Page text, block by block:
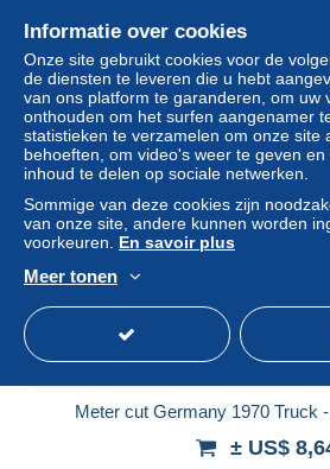
± US$ 14,40
Statuut
Nieuw
Meter cut Germany 1970 Truck
± US$
Informatie over cookies
Onze site gebruikt cookies voor de
de diensten te leveren die u hebt
van ons platform te garanderen, om uw
onthouden om het surfen aangenamer
statistieken te verzamelen om onze site
behoeften, om video's weer te geven
inhoud te delen op sociale netwerken.
Sommige van deze cookies zijn
van onze site, andere kunnen worden
voorkeuren. En savoir plus
Meer tonen